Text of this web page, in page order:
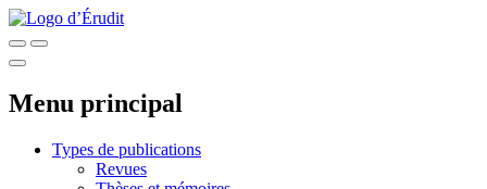
Menu principal
Types de publications
Revues